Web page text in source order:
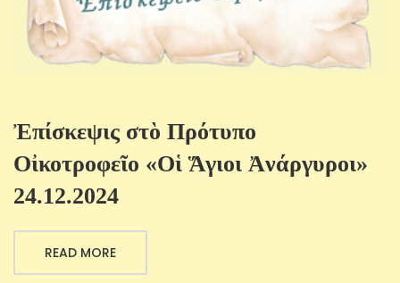
Ἐπίσκεψις στὸ Πρότυπο
Οἰκοτροφεῖο «Οἱ Ἅγιοι Ἀνάργυροι»
24.12.2024
READ MORE